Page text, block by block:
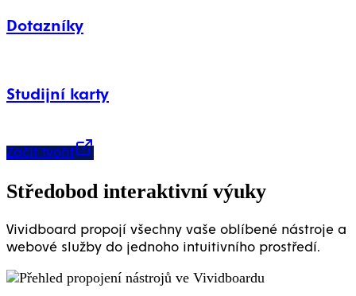
Dotazníky
Studijní karty
Začít tvořit
Středobod interaktivní výuky
Vividboard propojí všechny vaše oblíbené nástroje a
webové služby do jednoho intuitivního prostředí.